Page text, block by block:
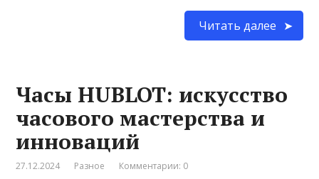
Читать далее
Часы HUBLOT: искусство
часового мастерства и
инноваций
27.12.2024 Разное Комментарии: 0